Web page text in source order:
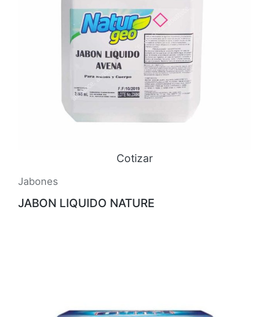
Cotizar
Jabones
JABON LIQUIDO NATURE